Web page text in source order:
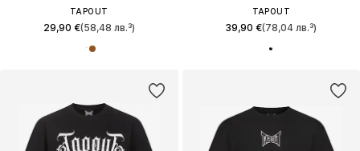
TAPOUT
29,90 €(58,48 лв.³)
TAPOUT
39,90 €(78,04 лв.³)